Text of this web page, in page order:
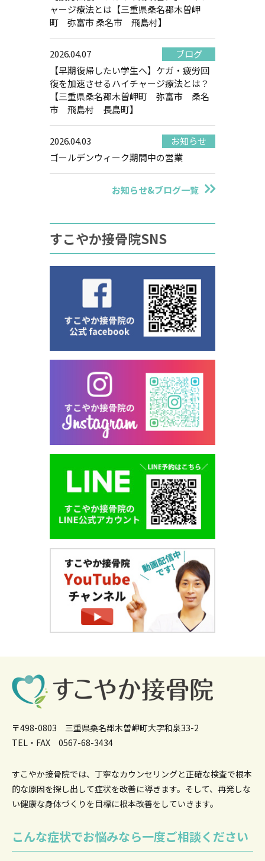
ャージ療法とは【三重県桑名郡木曽岬
町 弥富市 桑名市 飛島村】
2026.04.07
ブログ
【早期復帰したい学生へ】ケガ・疲労回
復を加速させるハイチャージ療法とは？
【三重県桑名郡木曽岬町 弥富市 桑名
市 飛島村 長島町】
2026.04.03
お知らせ
ゴールデンウィーク期間中の営業
お知らせ&ブログ一覧
すこやか接骨院SNS
〒498-0803 三重県桑名郡木曽岬町大字和泉33-2
TEL・FAX 0567-68-3434
すこやか接骨院では、丁寧なカウンセリングと正確な検査で根本
的な原因を探し出して症状を改善に導きます。そして、再発しな
い健康な身体づくりを目標に根本改善をしていきます。
こんな症状でお悩みなら一度ご相談ください